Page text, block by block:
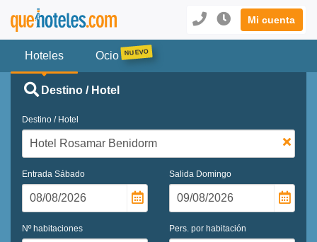
Mi cuenta
Hoteles Ocio
Destino / Hotel
Destino / Hotel
Entrada Sábado Salida Domingo
Nº habitaciones Pers. por habitación